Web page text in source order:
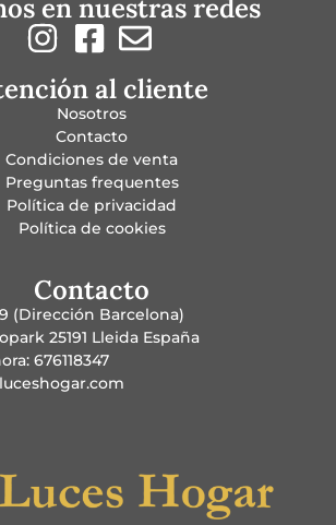
en nuestras redes
al cliente
Nosotros
Contacto
Condiciones de venta
Preguntas frequentes
Política de privacidad
Política de cookies
Contacto
(Dirección Barcelona)
25191 Lleida España
676118347